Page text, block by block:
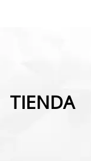
TIENDA